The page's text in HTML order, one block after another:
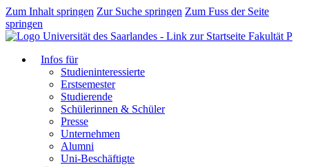
Zum Inhalt springen Zur Suche springen Zum Fuss der Seite
springen
Fakultät P
Infos für
Studieninteressierte
Erstsemester
Studierende
Schülerinnen & Schüler
Presse
Unternehmen
Alumni
Uni-Beschäftigte